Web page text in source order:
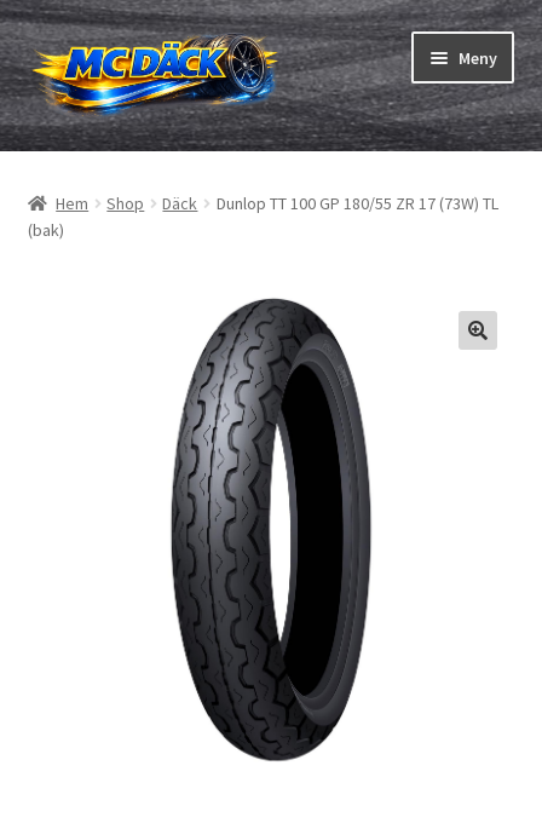
Hoppa
till
navigering
Hoppa
till
innehåll
Meny
Däck
Slangar & fälgband
Hem Shop Däck
Dunlop TT 100 GP 180/55 ZR 17 (73W) TL
(bak)